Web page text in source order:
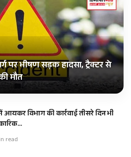
पर भीषण सड़क हादसा, ट्रैक्टर से
मौत
विभाग की कार्रवाई तीसरे दिन भी
read